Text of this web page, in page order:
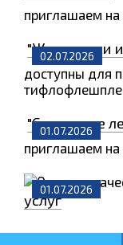
приглашаем на
02.07.2026
"Животинки
доступны для
01.07.2026
"Солнечное
приглашаем на
01.07.2026
услуг